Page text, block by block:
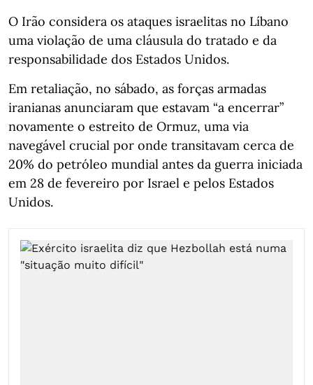
O Irão considera os ataques israelitas no Líbano
uma violação de uma cláusula do tratado e da
responsabilidade dos Estados Unidos.
Em retaliação, no sábado, as forças armadas
iranianas anunciaram que estavam “a encerrar”
novamente o estreito de Ormuz, uma via
navegável crucial por onde transitavam cerca de
20% do petróleo mundial antes da guerra iniciada
em 28 de fevereiro por Israel e pelos Estados
Unidos.